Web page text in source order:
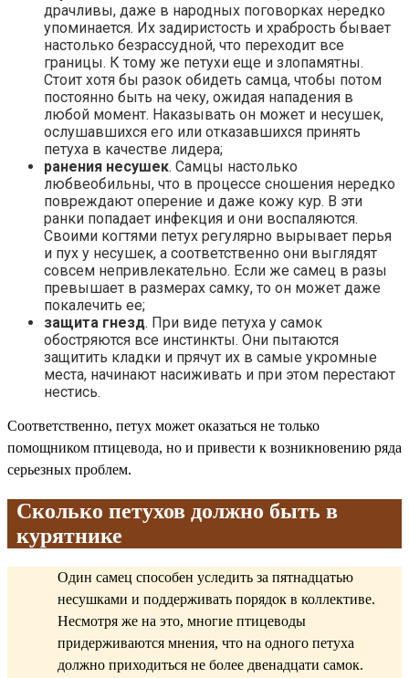
драчливы, даже в народных поговорках нередко
упоминается. Их задиристость и храбрость бывает
настолько безрассудной, что переходит все
границы. К тому же петухи еще и злопамятны.
Стоит хотя бы разок обидеть самца, чтобы потом
постоянно быть на чеку, ожидая нападения в
любой момент. Наказывать он может и несушек,
ослушавшихся его или отказавшихся принять
петуха в качестве лидера;
ранения несушек. Самцы настолько
любвеобильны, что в процессе сношения нередко
повреждают оперение и даже кожу кур. В эти
ранки попадает инфекция и они воспаляются.
Своими когтями петух регулярно вырывает перья
и пух у несушек, а соответственно они выглядят
совсем непривлекательно. Если же самец в разы
превышает в размерах самку, то он может даже
покалечить ее;
защита гнезд. При виде петуха у самок
обостряются все инстинкты. Они пытаются
защитить кладки и прячут их в самые укромные
места, начинают насиживать и при этом перестают
нестись.
Соответственно, петух может оказаться не только
помощником птицевода, но и привести к возникновению ряда
серьезных проблем.
Сколько петухов должно быть в
курятнике
Один самец способен уследить за пятнадцатью
несушками и поддерживать порядок в коллективе.
Несмотря же на это, многие птицеводы
придерживаются мнения, что на одного петуха
должно приходиться не более двенадцати самок.